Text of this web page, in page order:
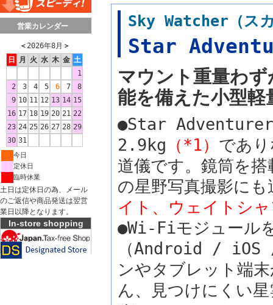
営業カレンダー
＜ 2026年8月 ＞
日
月 火 水 木 金 土
1
2
3 4 5 6 7
8
9 10 11 12 13 14 15
16 17 18 19 20 21 22
23 24 25 26 27 28 29
30 31
今日
定休日
臨時休業
土日は定休日の為、メール
のご返信や商品発送は翌営
業日以降となります。
In-store shopping
Sky Watcher（ス
Star
マウント重量わ
能を備えた小型軽
●Star Adventurer
2.9kg （*1） であ
道儀です。鏡筒を
の星野写真撮影に
イト、ウェイトシ
●Wi-Fiモジュール
（Android / iOS /
ンやタブレット端
ん、見つけにくい